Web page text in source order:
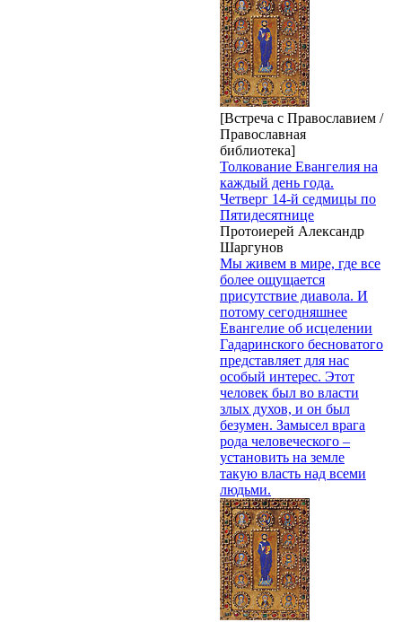
[Встреча с Православием /
Православная
библиотека]
Толкование Евангелия на
каждый день года.
Четверг 14-й седмицы по
Пятидесятнице
Протоиерей Александр
Шаргунов
Мы живем в мире, где все
более ощущается
присутствие диавола. И
потому сегодняшнее
Евангелие об исцелении
Гадаринского бесноватого
представляет для нас
особый интерес. Этот
человек был во власти
злых духов, и он был
безумен. Замысел врага
рода человеческого –
установить на земле
такую власть над всеми
людьми.